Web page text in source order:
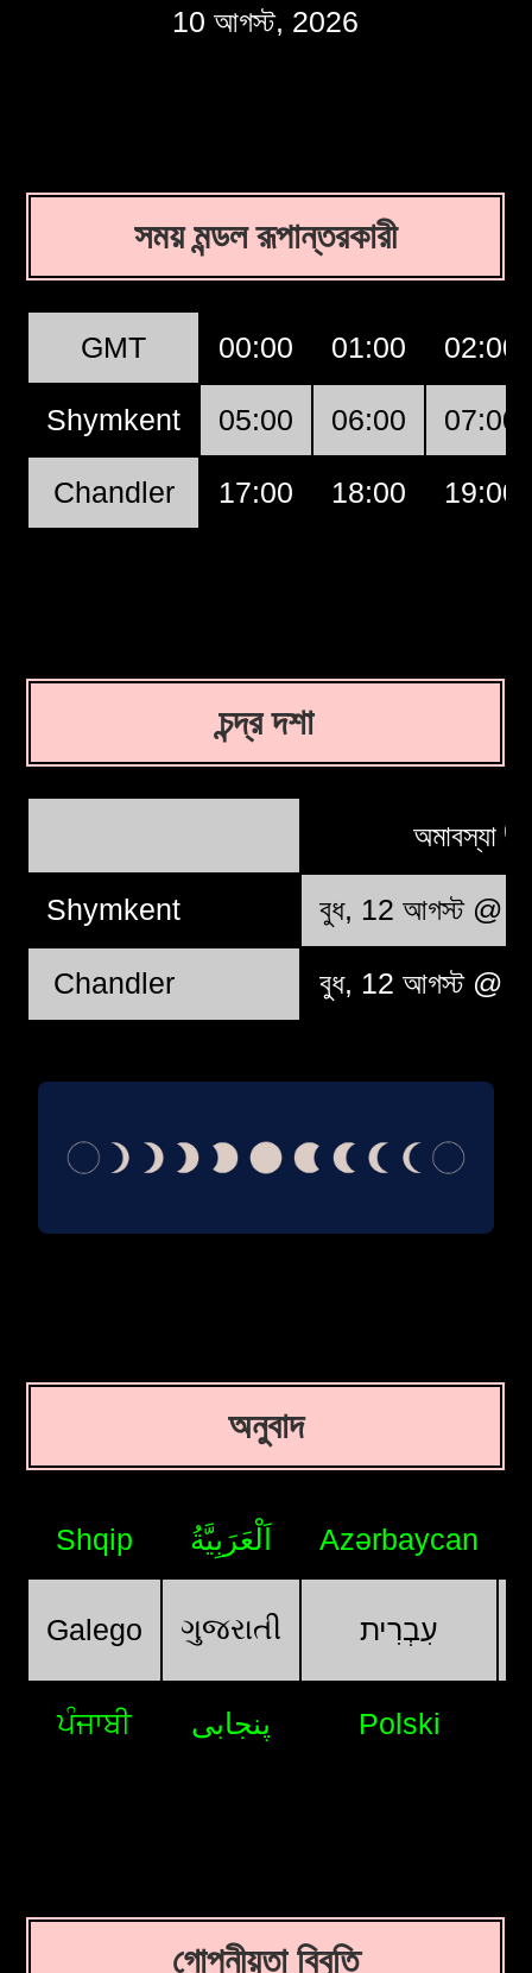
10 আগস্ট, 2026
সময় মন্ডল রূপান্তরকারী
GMT 00:00 01:00 02:00
Shymkent 05:00 06:00 07:00
Chandler 17:00 18:00 19:00
চন্দ্র দশা
অমাবস্যা
Shymkent বুধ, 12 আগস্ট @
Chandler বুধ, 12 আগস্ট @
অনুবাদ
Shqip اَلْعَرَبِيَّةُ Azərbaycan
Galego ગુજરાતી עִבְרִית
ਪੰਜਾਬੀ پنجابی Polski
গোপনীয়তা বিবৃতি